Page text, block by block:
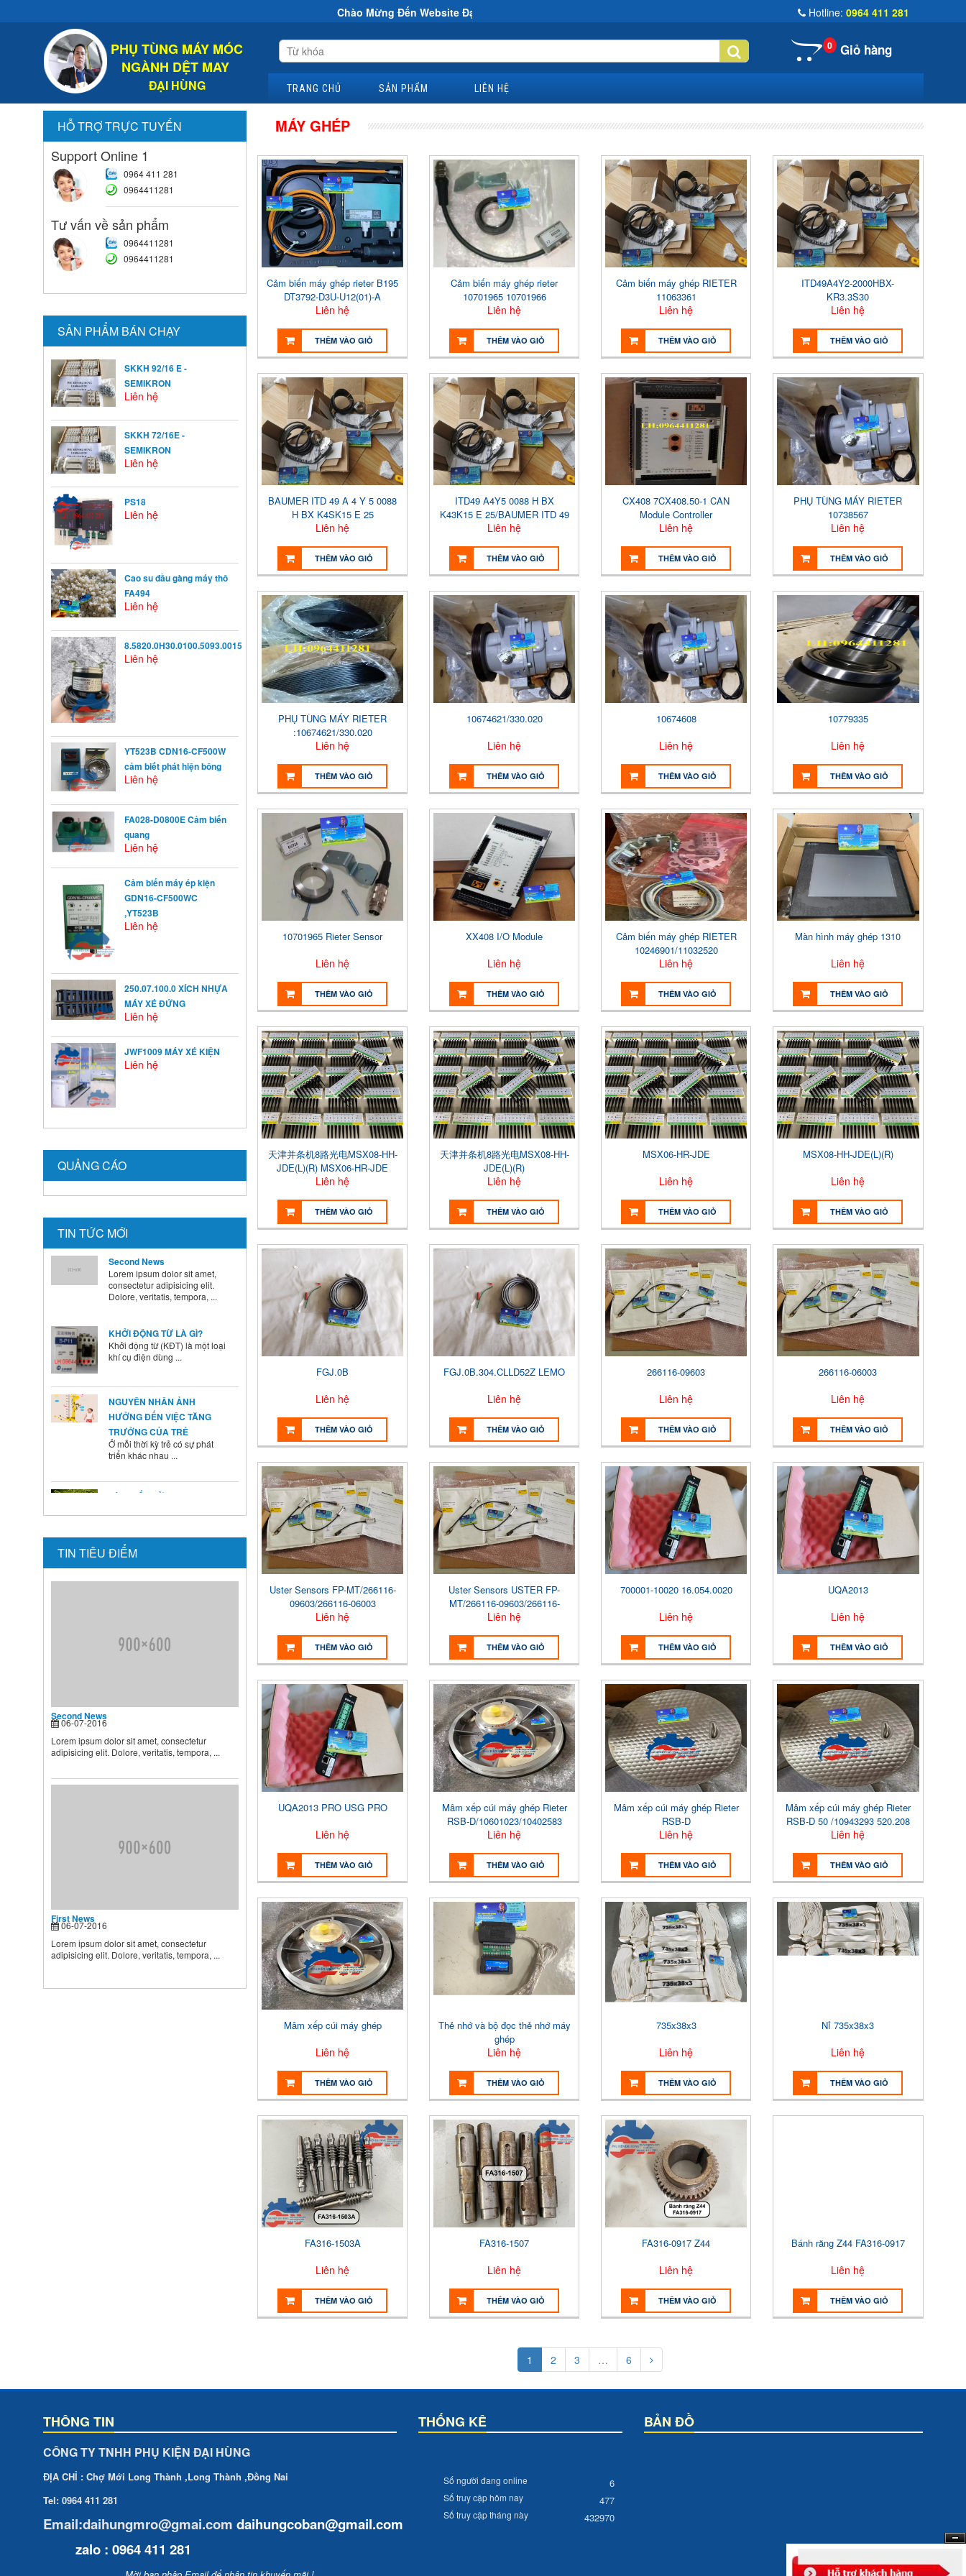
Chào Mừng Đến Website Đại Hùng Co Hotline: 0964 411 281
PHỤ TÙNG MÁY MÓC
NGÀNH DỆT MAY
ĐẠI HÙNG
0 Giỏ hàng
TRANG CHỦ SẢN PHẨM LIÊN HỆ
HỖ TRỢ TRỰC TUYẾN
Support Online 1
0964 411 281
0964411281
Tư vấn về sản phẩm
0964411281
0964411281
SẢN PHẨM BÁN CHẠY
SKKH 92/16 E -
SEMIKRON
Liên hệ
SKKH 72/16E -
SEMIKRON
Liên hệ
PS18
Liên hệ
Cao su đầu gàng máy thô
FA494
Liên hệ
8.5820.0H30.0100.5093.0015
Liên hệ
YT523B CDN16-CF500W
cảm biết phát hiện bông
Liên hệ
FA028-D0800E Cảm biến
quang
Liên hệ
Cảm biến máy ép kiện
GDN16-CF500WC
,YT523B
Liên hệ
250.07.100.0 XÍCH NHỰA
MÁY XÉ ĐỨNG
Liên hệ
JWF1009 MÁY XÉ KIỆN
Liên hệ
QUẢNG CÁO
TIN TỨC MỚI
Khởi động từ (KĐT) là một loại
khí cụ điện dùng ...
NGUYÊN NHÂN ẢNH
HƯỞNG ĐẾN VIỆC TĂNG
TRƯỞNG CỦA TRẺ
triển khác nhau ...
BÍ QUYẾT SỬ DỤNG MEN VI
SINH Ở TRẺ
Là cha mẹ ai cũng mong
muốn con mình lớn lên ...
HƯỚNG DẪN CAI SỮA CHO
HIỆU QUẢ CÁC BÀ MẸ NÊN
Theo các chuyên gia dinh
dưỡng và chăm sóc nhi, muốn
...
Lorem ipsum dolor sit amet,
consectetur adipisicing elit.
Dolore, veritatis, tempora, ...
KHỞI ĐỘNG TỪ LÀ GÌ?
NGUYÊN NHÂN ẢNH
Ở mỗi thời kỳ trẻ có sự phát
triển khác nhau ...
BÍ QUYẾT SỬ DỤNG MEN VI
Là cha mẹ ai cũng mong
muốn con mình lớn lên ...
HƯỚNG DẪN CAI SỮA CHO
BÉ ĐÚNG CÁCH NHANH VÀ
HIỆU QUẢ CÁC BÀ MẸ NÊN
BIẾT
TIN TIÊU ĐIỂM
Second News
06-07-2016
Lorem ipsum dolor sit amet, consectetur
adipisicing elit. Dolore, veritatis, tempora, ...
First News
06-07-2016
Lorem ipsum dolor sit amet, consectetur
adipisicing elit. Dolore, veritatis, tempora, ...
MÁY GHÉP
Cảm biến máy ghép rieter B195
DT3792-D3U-U12(01)-A
Liên hệ
THÊM VÀO GIỎ
Cảm biến máy ghép rieter
10701965 10701966
Liên hệ
THÊM VÀO GIỎ
Cảm biến máy ghép RIETER
11063361
Liên hệ
THÊM VÀO GIỎ
ITD49A4Y2-2000HBX-
KR3.3S30
Liên hệ
THÊM VÀO GIỎ
BAUMER ITD 49 A 4 Y 5 0088
H BX K4SK15 E 25
Liên hệ
THÊM VÀO GIỎ
ITD49 A4Y5 0088 H BX
K43K15 E 25/BAUMER ITD 49
A 4 Y 5 0088 H BX K4SK15 E
Liên hệ
THÊM VÀO GIỎ
CX408 7CX408.50-1 CAN
Module Controller
Liên hệ
THÊM VÀO GIỎ
PHỤ TÙNG MÁY RIETER
10738567
Liên hệ
THÊM VÀO GIỎ
PHỤ TÙNG MÁY RIETER
:10674621/330.020
Liên hệ
THÊM VÀO GIỎ
10674621/330.020
Liên hệ
THÊM VÀO GIỎ
10674608
Liên hệ
THÊM VÀO GIỎ
10779335
Liên hệ
THÊM VÀO GIỎ
10701965 Rieter Sensor
Liên hệ
THÊM VÀO GIỎ
XX408 I/O Module
Liên hệ
THÊM VÀO GIỎ
Cảm biến máy ghép RIETER
10246901/11032520
Liên hệ
THÊM VÀO GIỎ
Màn hình máy ghép 1310
Liên hệ
THÊM VÀO GIỎ
天津并条机8路光电MSX08-HH-
JDE(L)(R) MSX06-HR-JDE
Liên hệ
THÊM VÀO GIỎ
天津并条机8路光电MSX08-HH-
JDE(L)(R)
Liên hệ
THÊM VÀO GIỎ
MSX06-HR-JDE
Liên hệ
THÊM VÀO GIỎ
MSX08-HH-JDE(L)(R)
Liên hệ
THÊM VÀO GIỎ
FGJ.0B
Liên hệ
THÊM VÀO GIỎ
FGJ.0B.304.CLLD52Z LEMO
Liên hệ
THÊM VÀO GIỎ
266116-09603
Liên hệ
THÊM VÀO GIỎ
266116-06003
Liên hệ
THÊM VÀO GIỎ
Uster Sensors FP-MT/266116-
09603/266116-06003
Liên hệ
THÊM VÀO GIỎ
Uster Sensors USTER FP-
MT/266116-09603/266116-
06003
Liên hệ
THÊM VÀO GIỎ
700001-10020 16.054.0020
Liên hệ
THÊM VÀO GIỎ
UQA2013
Liên hệ
THÊM VÀO GIỎ
UQA2013 PRO USG PRO
Liên hệ
THÊM VÀO GIỎ
Mâm xếp cúi máy ghép Rieter
RSB-D/10601023/10402583
Liên hệ
THÊM VÀO GIỎ
Mâm xếp cúi máy ghép Rieter
RSB-D
Liên hệ
THÊM VÀO GIỎ
Mâm xếp cúi máy ghép Rieter
RSB-D 50 /10943293 520.208
Liên hệ
THÊM VÀO GIỎ
Mâm xếp cúi máy ghép
Liên hệ
THÊM VÀO GIỎ
Thẻ nhớ và bộ đọc thẻ nhớ máy
ghép
Liên hệ
THÊM VÀO GIỎ
735x38x3
Liên hệ
THÊM VÀO GIỎ
Nỉ 735x38x3
Liên hệ
THÊM VÀO GIỎ
FA316-1503A
Liên hệ
THÊM VÀO GIỎ
FA316-1507
Liên hệ
THÊM VÀO GIỎ
FA316-0917 Z44
Liên hệ
THÊM VÀO GIỎ
Bánh răng Z44 FA316-0917
Liên hệ
THÊM VÀO GIỎ
1 2 3 … 6
THÔNG TIN
CÔNG TY TNHH PHỤ KIỆN ĐẠI HÙNG
ĐỊA CHỈ : Chợ Mới Long Thành ,Long Thành ,Đồng Nai
Tel: 0964 411 281
Email:daihungmro@gmai.com daihungcoban@gmail.com
zalo : 0964 411 281
THỐNG KÊ
Số người đang online 6
Số truy cập hôm nay 477
Số truy cập tháng này 432970
BẢN ĐỒ